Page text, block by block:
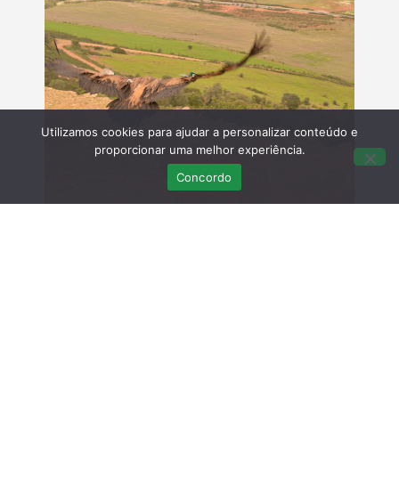
Utilizamos cookies para ajudar a personalizar conteúdo e
proporcionar uma melhor experiência.
Concordo